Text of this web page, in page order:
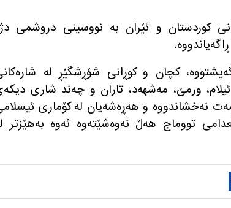
كوردستان و ئێران به‌ نووسینی دروشمی
كچان و كوڕانی شۆڕشگێڕ له‌
ئیلام، ورمێ، مه‌شهه‌د، تاران و چه‌ند شاری
نه‌خشاندووه‌ و هه‌ڕه‌شه‌یان له‌ كۆماری
تووماج هه‌ڵ نه‌وه‌شێته‌وه‌ ئه‌وه‌ به‌هێزتر